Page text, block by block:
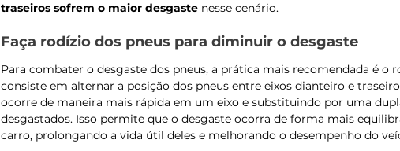
traseiros sofrem o maior desgaste nesse cenário.
Faça rodízio dos pneus para diminuir o desgaste
Para combater o desgaste dos pneus, a prática mais recomendada é o
consiste em alternar a posição dos pneus entre eixos dianteiro e
ocorre de maneira mais rápida em um eixo e substituindo por uma
desgastados. Isso permite que o desgaste ocorra de forma mais
carro, prolongando a vida útil deles e melhorando o desempenho do